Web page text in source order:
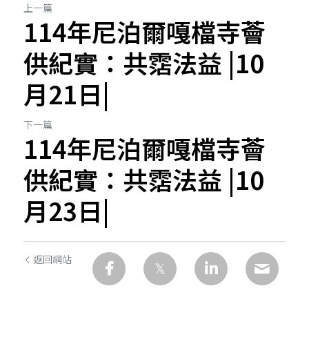
上一篇
114年尼泊爾嘎檔寺薈
供紀實：共霑法益 |10
月21日|
下一篇
114年尼泊爾嘎檔寺薈
供紀實：共霑法益 |10
月23日|
返回網站